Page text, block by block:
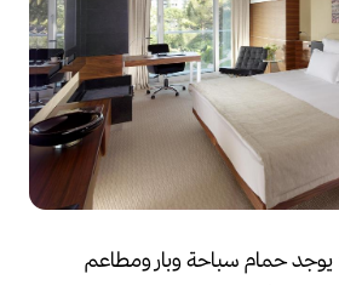
يوجد حمام سباحة وبار ومطاعم